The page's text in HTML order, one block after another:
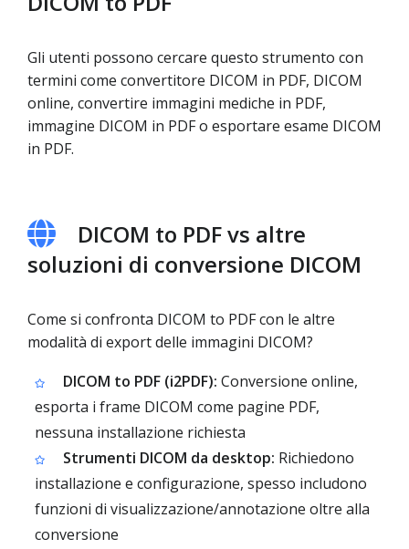
Gli utenti possono cercare questo strumento con
termini come convertitore DICOM in PDF, DICOM
online, convertire immagini mediche in PDF,
immagine DICOM in PDF o esportare esame DICOM
in PDF.
DICOM to PDF vs altre
soluzioni di conversione DICOM
Come si confronta DICOM to PDF con le altre
modalità di export delle immagini DICOM?
DICOM to PDF (i2PDF): Conversione online,
esporta i frame DICOM come pagine PDF,
nessuna installazione richiesta
Strumenti DICOM da desktop: Richiedono
installazione e configurazione, spesso includono
funzioni di visualizzazione/annotazione oltre alla
conversione